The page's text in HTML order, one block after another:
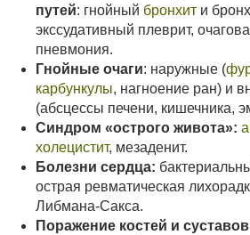
путей: гнойный бронхит и
экссудативный плеврит,
пневмония.
Гнойные очаги: наружные (
карбункулы, нагноение ран) и
(абсцессы печени, кишечника,
Синдром «острого живота»:
холецистит, мезаденит.
Болезни сердца:
острая ревматическая
Либмана-Сакса.
Поражение костей и суставов